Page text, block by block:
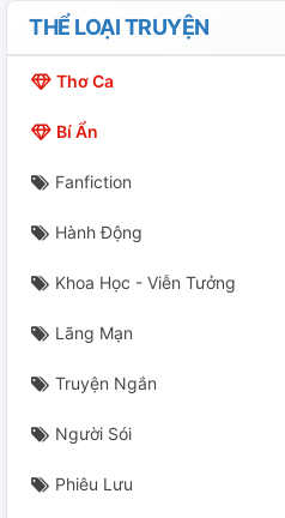
THỂ LOẠI TRUYỆN
Thơ Ca
Bí Ẩn
Fanfiction
Hành Động
Khoa Học - Viễn Tưởng
Lãng Mạn
Truyện Ngắn
Người Sói
Phiêu Lưu